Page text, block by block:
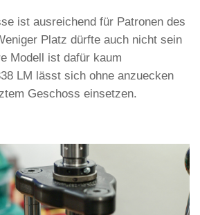
ist ausreichend für Patronen des
Platz dürfte auch nicht sein
Modell ist dafür kaum
LM lässt sich ohne anzuecken
Geschoss einsetzen.